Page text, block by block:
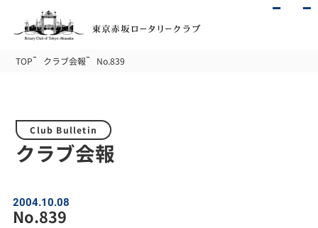
TOP クラブ会報 No.839
Club Bulletin
クラブ会報
2004.10.08
No.839